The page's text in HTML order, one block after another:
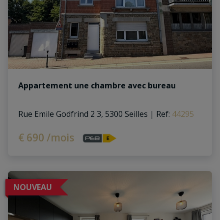
Appartement une chambre avec bureau
Rue Emile Godfrind 2 3, 5300 Seilles | Ref: 44295
€ 690 /mois
NOUVEAU